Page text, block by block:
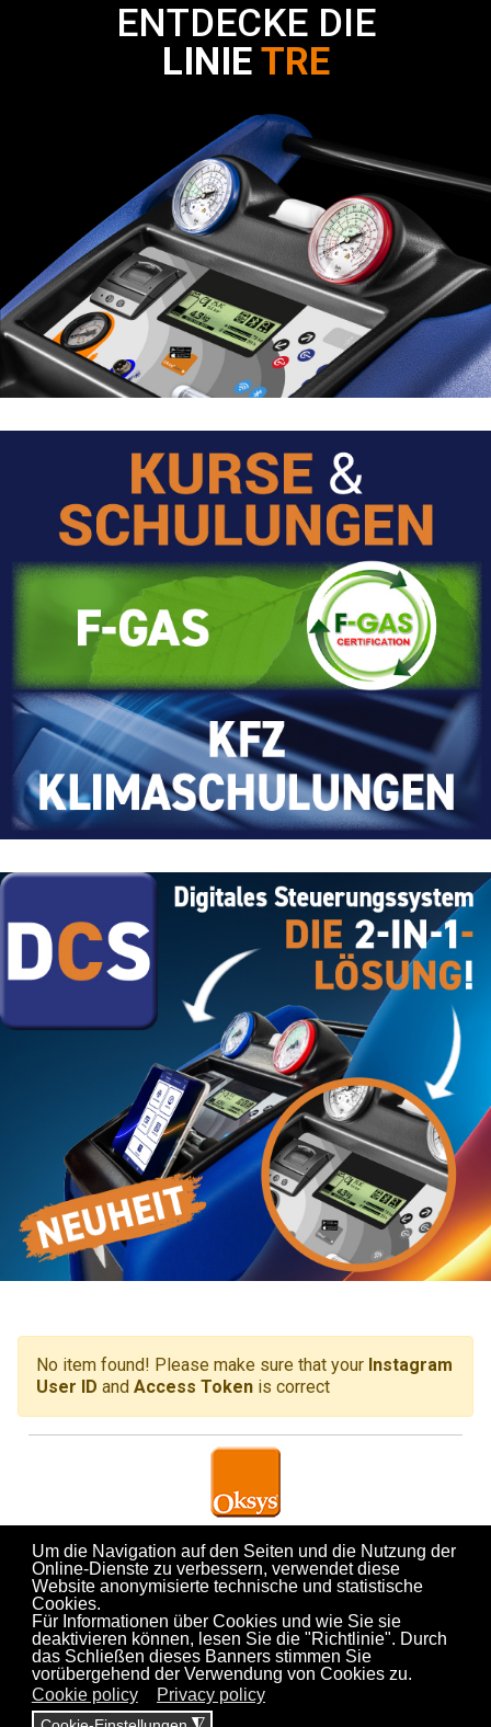
Um die Navigation auf den Seiten und die Nutzung der
Online-Dienste zu verbessern, verwendet diese
Website anonymisierte technische und statistische
Cookies.
Für Informationen über Cookies und wie Sie sie
deaktivieren können, lesen Sie die "Richtlinie". Durch
das Schließen dieses Banners stimmen Sie
vorübergehend der Verwendung von Cookies zu.
Cookie policy
Privacy policy
ENTDECKE DIE
LINIETRE
No item found! Please make sure that your Instagram
User ID andAccess Token is correct
Via dell’Albereto, 33D - 50041 Calenzano (FI) - ITALY
Tel. +39 055 8990665-P.Iva: 06016400480
Cap Soc: 160.000,00 € (i.v.) -N. RAEE: IT10030000006578
Società a direzione e controllo di Quadrante srl